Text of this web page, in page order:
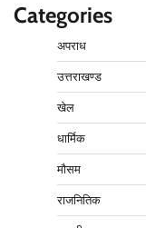
Categories
अपराध
उत्तराखण्ड
खेल
धार्मिक
मौसम
राजनितिक